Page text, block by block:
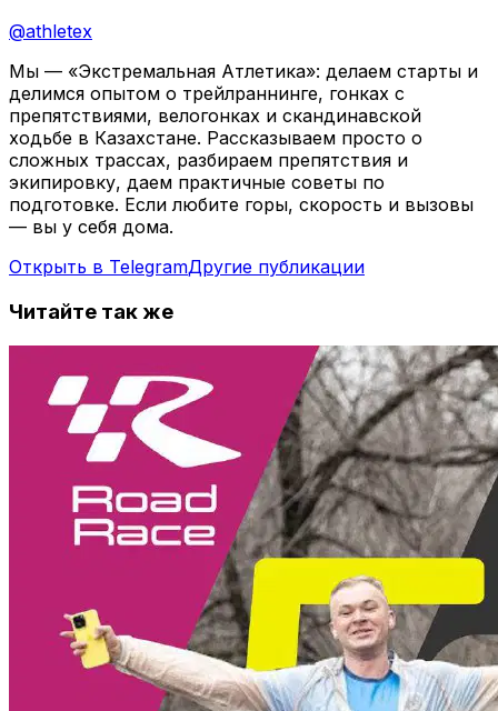
@athletex
Мы — «Экстремальная Атлетика»: делаем старты и
делимся опытом о трейлраннинге, гонках с
препятствиями, велогонках и скандинавской
ходьбе в Казахстане. Рассказываем просто о
сложных трассах, разбираем препятствия и
экипировку, даем практичные советы по
подготовке. Если любите горы, скорость и вызовы
— вы у себя дома.
Открыть в TelegramДругие публикации
Читайте так же